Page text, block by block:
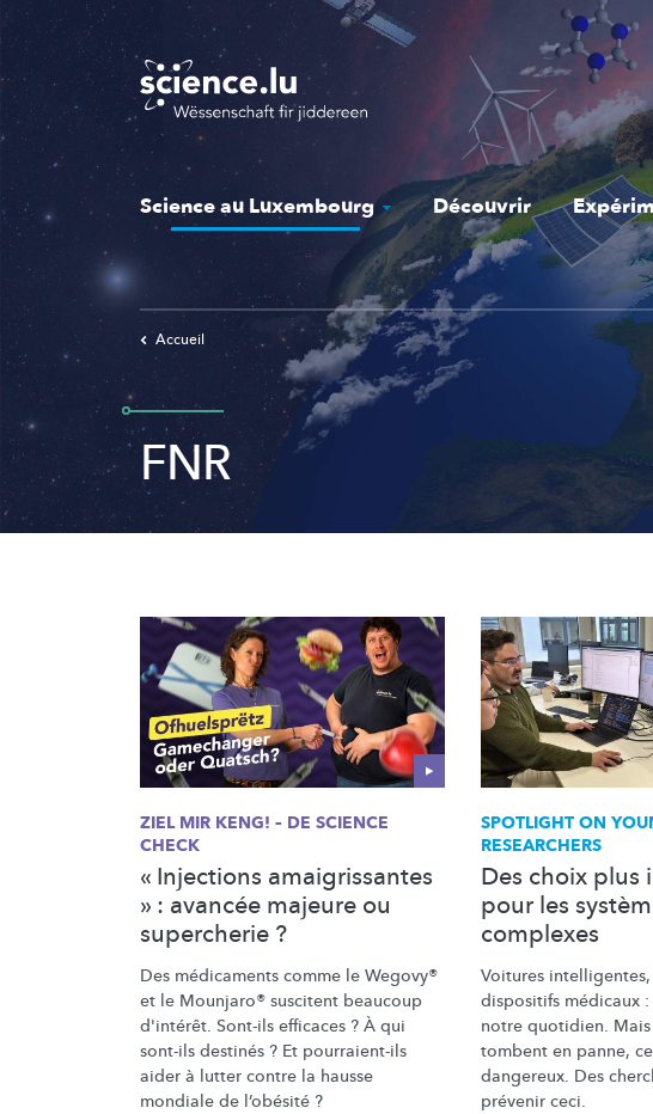
Skip
to
main
content
Science au Luxembourg Découvrir
Accueil
FNR
ZIEL MIR KENG! – DE SCIENCE
CHECK
« Injections amaigrissantes
» : avancée majeure ou
supercherie ?
Des médicaments comme le Wegovy®
et le Mounjaro® suscitent beaucoup
d'intérêt. Sont-ils efficaces ? À qui
sont-ils destinés ? Et pourraient-ils
aider à lutter contre la hausse
mondiale de l’obésité ?
SPOTLIGHT ON
RESEARCHERS
Des choix plus
pour les
complexes
Voitures intelligentes,
dispositifs médicaux
notre quotidien. Mais
tombent en panne,
dangereux. Des
prévenir ceci.